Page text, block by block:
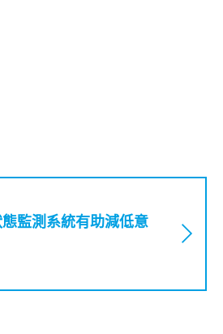
監測系統有助減低意